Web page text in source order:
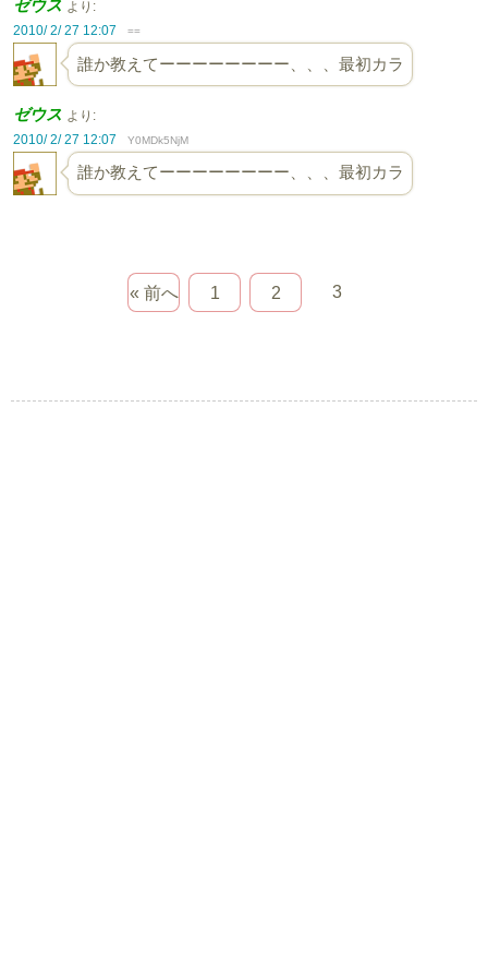
ゼウス より:
2010/ 2/ 27 12:07
==
誰か教えてーーーーーーーー、、、最初カラ
ゼウス より:
2010/ 2/ 27 12:07
Y0MDk5NjM
誰か教えてーーーーーーーー、、、最初カラ
« 前へ 1 2 3